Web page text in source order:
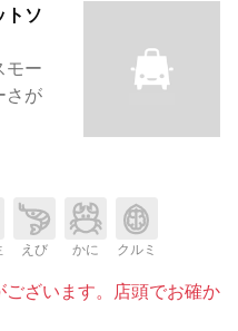
トソ
モー
さが
えび かに クルミ
ざいます。店頭でお確か